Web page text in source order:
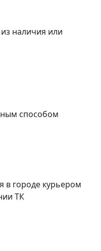
наличия или
способом
в городе курьером
ТК